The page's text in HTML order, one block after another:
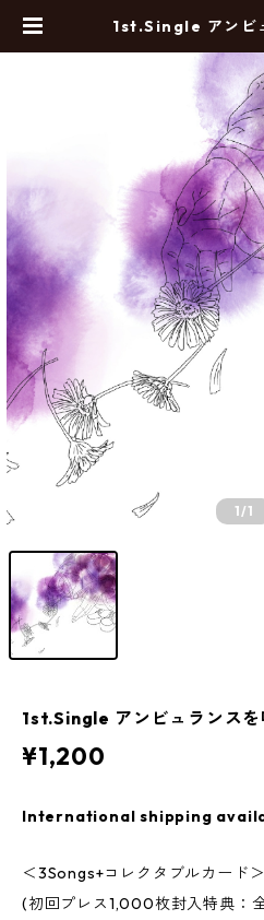
1st.Single アンビ
OP STORE》
RE
1/1
1st.Single アンビュランスを
¥1,200
International shipping
＜3Songs+コレクタブルカード＞
(初回プレス1,000枚封入特典：